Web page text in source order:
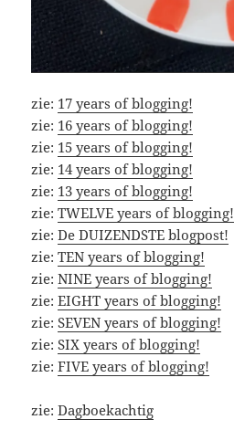
zie: 17 years of blogging!
zie: 16 years of blogging!
zie: 15 years of blogging!
zie: 14 years of blogging!
zie: 13 years of blogging!
zie:TWELVE years of blogging!
zie:De DUIZENDSTE blogpost!
zie:TEN years of blogging!
zie:NINE years of blogging!
zie:EIGHT years of blogging!
zie:SEVEN years of blogging!
zie:SIX years of blogging!
zie:FIVE years of blogging!
zie:Dagboekachtig